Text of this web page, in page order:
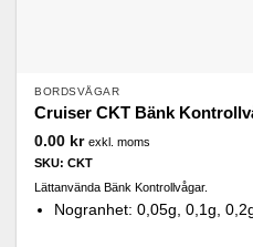
BORDSVÅGAR
Cruiser CKT Bänk
0.00 kr exkl. moms
SKU: CKT
Lättanvända Bänk Kontrollvågar.
Nogranhet: 0,05g, 0,1g,